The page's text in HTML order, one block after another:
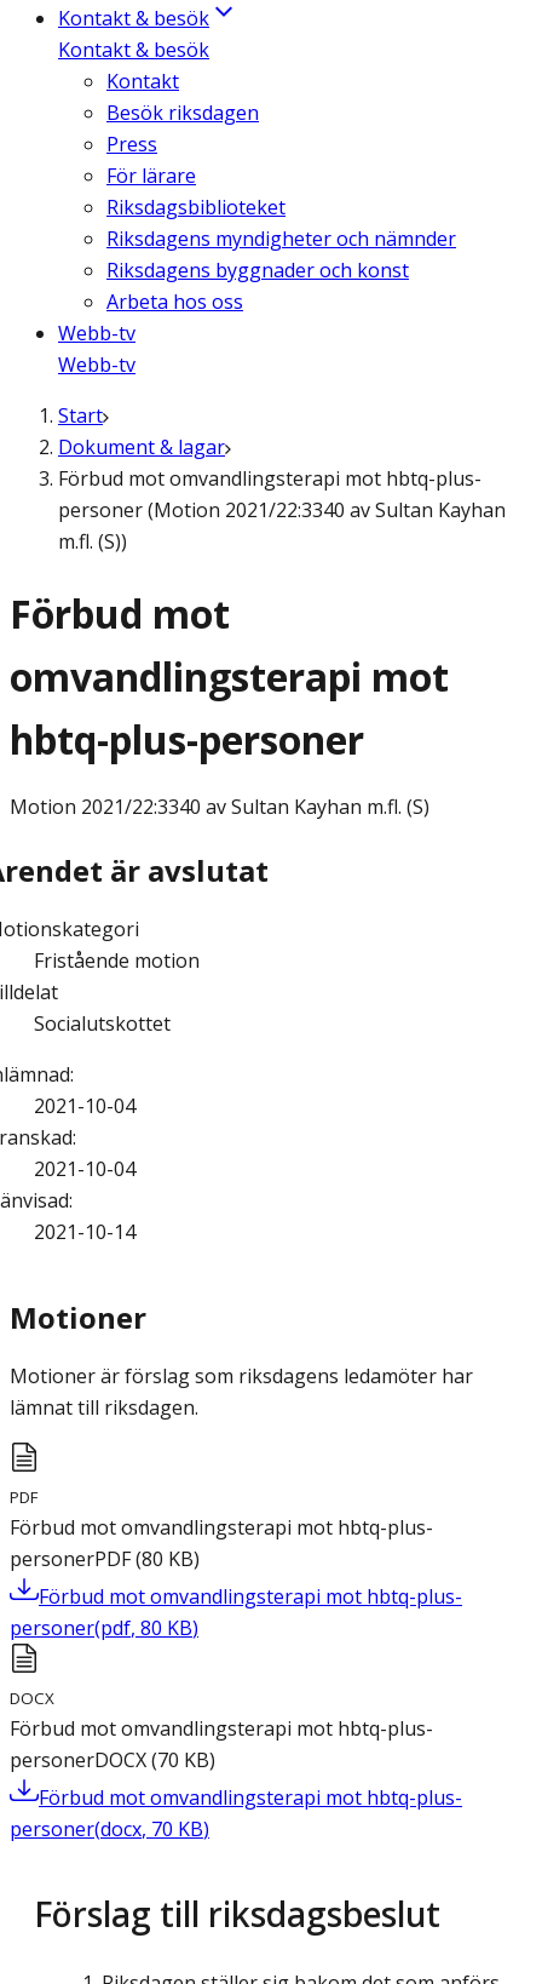
Kontakt & besök
Kontakt & besök
Kontakt
Besök riksdagen
Press
För lärare
Riksdagsbiblioteket
Riksdagens myndigheter och nämnder
Riksdagens byggnader och konst
Arbeta hos oss
Webb-tv
Webb-tv
Start
Dokument & lagar
Förbud mot omvandlingsterapi mot hbtq-plus-
personer (Motion 2021/22:3340 av Sultan Kayhan
m.fl. (S))
Förbud mot
omvandlingsterapi mot
hbtq-plus-personer
Motion 2021/22:3340 av Sultan Kayhan m.fl. (S)
är avslutat
Fristående motion
Socialutskottet
:
2021-10-04
:
2021-10-04
:
2021-10-14
Motioner
Motioner är förslag som riksdagens ledamöter har
lämnat till riksdagen.
PDF
Förbud mot omvandlingsterapi mot hbtq-plus-
personerPDF(80 KB)
Förbud mot omvandlingsterapi mot hbtq-plus-
personer(pdf, 80 KB)
DOCX
Förbud mot omvandlingsterapi mot hbtq-plus-
personerDOCX(70 KB)
Förbud mot omvandlingsterapi mot hbtq-plus-
personer(docx, 70 KB)
Förslag till riksdagsbeslut